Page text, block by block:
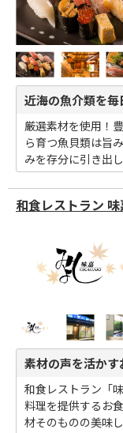
近海の魚介類を毎
厳選素材を使用！
ら育つ魚貝類は旨
みを存分に引き出
和食レストラン
素材の声を活か
和食レストラン「
料理を提供するお
材そのものの美味